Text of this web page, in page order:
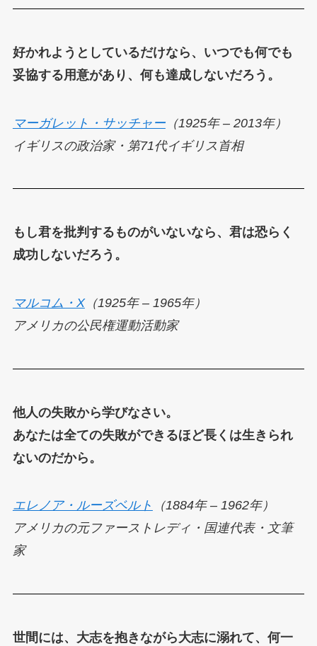
好かれようとしているだけなら、いつでも何でも
妥協する用意があり、何も達成しないだろう。
マーガレット・サッチャー（1925年 – 2013年）
イギリスの政治家・第71代イギリス首相
もし君を批判するものがいないなら、君は恐らく
成功しないだろう。
マルコム・X（1925年 – 1965年）
アメリカの公民権運動活動家
他人の失敗から学びなさい。
あなたは全ての失敗ができるほど長くは生きられ
ないのだから。
エレノア・ルーズベルト
（1884年 – 1962年）
アメリカの元ファーストレディ・国連代表・文筆
家
世間には、大志を抱きながら大志に溺れて、何一